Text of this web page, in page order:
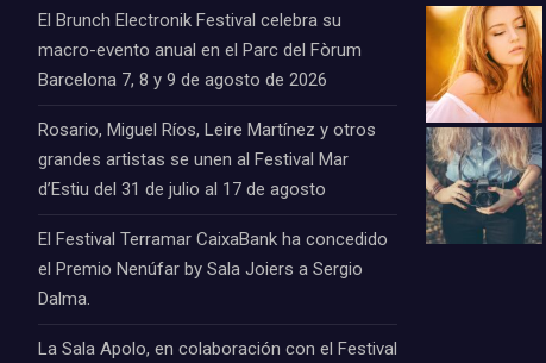
El Brunch Electronik Festival celebra su
macro-evento anual en el Parc del Fòrum
Barcelona 7, 8 y 9 de agosto de 2026
Rosario, Miguel Ríos, Leire Martínez y otros
grandes artistas se unen al Festival Mar
d’Estiu del 31 de julio al 17 de agosto
El Festival Terramar CaixaBank ha concedido
el Premio Nenúfar by Sala Joiers a Sergio
Dalma.
La Sala Apolo, en colaboración con el Festival